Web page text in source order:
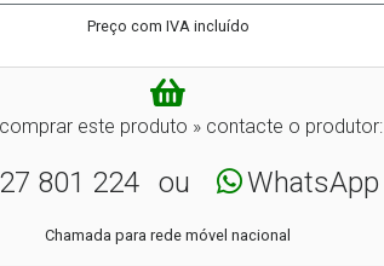
Preço com IVA incluído
este produto » contacte o produtor:
801 224 ou WhatsApp
Chamada para rede móvel nacional